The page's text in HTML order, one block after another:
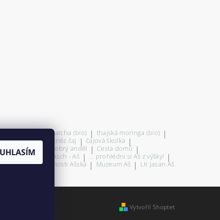
thajská matcha (bio) | thajská moringa (bio) |
ochutnej čaj sněz čaj | čajová školka |
okolí Dobrý anděl | Cesta domů |
nestárne... Asch - Aš | ... prohlédni si Aš z výšky! |
- úspěšné osobnosti Ašska | Muzeum Aš | LK Jasan Aš
Vytvořil Shoptet